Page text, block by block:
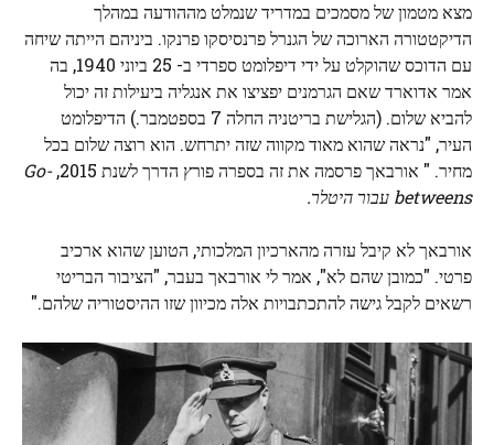
מצא מטמון של מסמכים במדריד שנמלט מההודעה במהלך
הדיקטטורה הארוכה של הגנרל פרנסיסקו פרנקו. ביניהם הייתה שיחה
עם הדוכס שהוקלט על ידי דיפלומט ספרדי ב- 25 ביוני 1940, בה
אמר אדוארד שאם הגרמנים יפציצו את אנגליה ביעילות זה יכול
להביא שלום. (הגלישת בריטניה החלה 7 בספטמבר.) הדיפלומט
העיר, "נראה שהוא מאוד מקווה שזה יתרחש. הוא רוצה שלום בכל
מחיר. " אורבאך פרסמה את זה בספרה פורץ הדרך לשנת 2015,
Go-
betweens עבור היטלר.
אורבאך לא קיבל עזרה מהארכיון המלכותי, הטוען שהוא ארכיב
פרטי. "כמובן שהם לא", אמר לי אורבאך בעבר, "הציבור הבריטי
רשאים לקבל גישה להתכתבויות אלה מכיוון שזו ההיסטוריה שלהם."